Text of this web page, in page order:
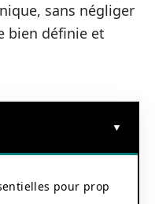
sans négliger
bien définie et
pour prop